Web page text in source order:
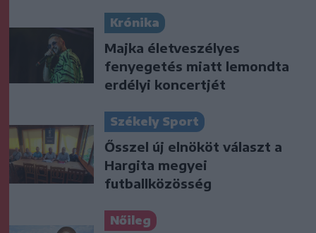
Krónika
Majka életveszélyes
fenyegetés miatt lemondta
erdélyi koncertjét
Székely Sport
Ősszel új elnököt választ a
Hargita megyei
futballközösség
Nőileg